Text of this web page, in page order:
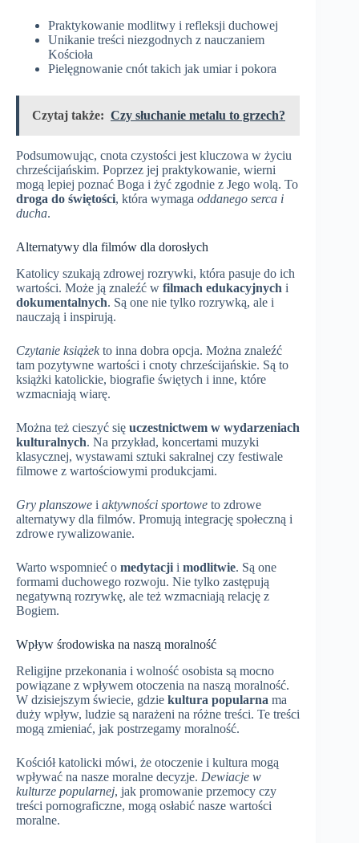
Praktykowanie modlitwy i refleksji duchowej
Unikanie treści niezgodnych z nauczaniem
Kościoła
Pielęgnowanie cnót takich jak umiar i pokora
Czytaj także: Czy słuchanie metalu to grzech?
Podsumowując, cnota czystości jest kluczowa w życiu
chrześcijańskim. Poprzez jej praktykowanie, wierni
mogą lepiej poznać Boga i żyć zgodnie z Jego wolą. To
droga do świętości, która wymaga oddanego serca i
ducha.
Alternatywy dla filmów dla dorosłych
Katolicy szukają zdrowej rozrywki, która pasuje do ich
wartości. Może ją znaleźć w filmach edukacyjnych i
dokumentalnych. Są one nie tylko rozrywką, ale i
nauczają i inspirują.
Czytanie książek to inna dobra opcja. Można znaleźć
tam pozytywne wartości i cnoty chrześcijańskie. Są to
książki katolickie, biografie świętych i inne, które
wzmacniają wiarę.
Można też cieszyć się uczestnictwem w wydarzeniach
kulturalnych. Na przykład, koncertami muzyki
klasycznej, wystawami sztuki sakralnej czy festiwale
filmowe z wartościowymi produkcjami.
Gry planszowe i aktywności sportowe to zdrowe
alternatywy dla filmów. Promują integrację społeczną i
zdrowe rywalizowanie.
Warto wspomnieć o medytacji i modlitwie. Są one
formami duchowego rozwoju. Nie tylko zastępują
negatywną rozrywkę, ale też wzmacniają relację z
Bogiem.
Wpływ środowiska na naszą moralność
Religijne przekonania i wolność osobista są mocno
powiązane z wpływem otoczenia na naszą moralność.
W dzisiejszym świecie, gdzie kultura popularna ma
duży wpływ, ludzie są narażeni na różne treści. Te treści
mogą zmieniać, jak postrzegamy moralność.
Kościół katolicki mówi, że otoczenie i kultura mogą
wpływać na nasze moralne decyzje. Dewiacje w
kulturze popularnej, jak promowanie przemocy czy
treści pornograficzne, mogą osłabić nasze wartości
moralne.